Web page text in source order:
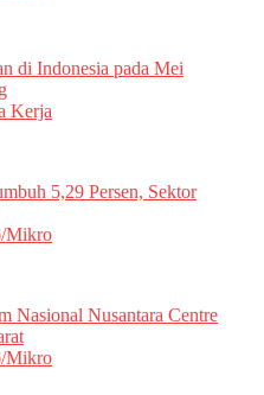
di Indonesia pada Mei
Kerja
5,29 Persen, Sektor
Mikro
Nasional Nusantara Centre
Mikro